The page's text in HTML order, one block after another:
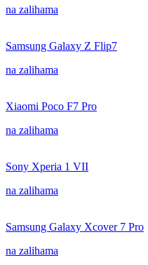
na zalihama
Samsung Galaxy Z Flip7
na zalihama
Xiaomi Poco F7 Pro
na zalihama
Sony Xperia 1 VII
na zalihama
Samsung Galaxy Xcover 7 Pro
na zalihama